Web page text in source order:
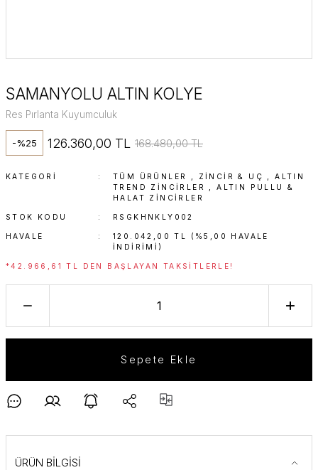
SAMANYOLU ALTIN KOLYE
Res Pırlanta Kuyumculuk
-%25 126.360,00 TL 168.480,00 TL
KATEGORI TÜM ÜRÜNLER ZINCIR & UÇ ,ALTIN
TREND ZINCIRLER
,ALTIN PULLU &
HALAT ZINCIRLER
STOK KODU RSGKHNKLY002
HAVALE
120.042,00 TL (%5,00 HAVALE
INDIRIMI)
*42.966,61 TL DEN BAŞLAYAN TAKSITLERLE!
Sepete Ekle
ÜRÜN BİLGİSİ